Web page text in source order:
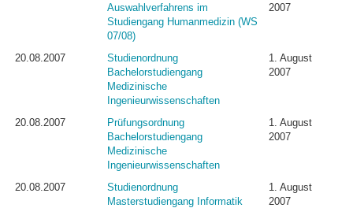
Auswahlverfahrens im
Studiengang Humanmedizin (WS
07/08)
2007
20.08.2007
Studienordnung
Bachelorstudiengang
Medizinische
Ingenieurwissenschaften
1. August
2007
20.08.2007
Prüfungsordnung
Bachelorstudiengang
Medizinische
Ingenieurwissenschaften
1. August
2007
20.08.2007
Studienordnung
Masterstudiengang Informatik
1. August
2007